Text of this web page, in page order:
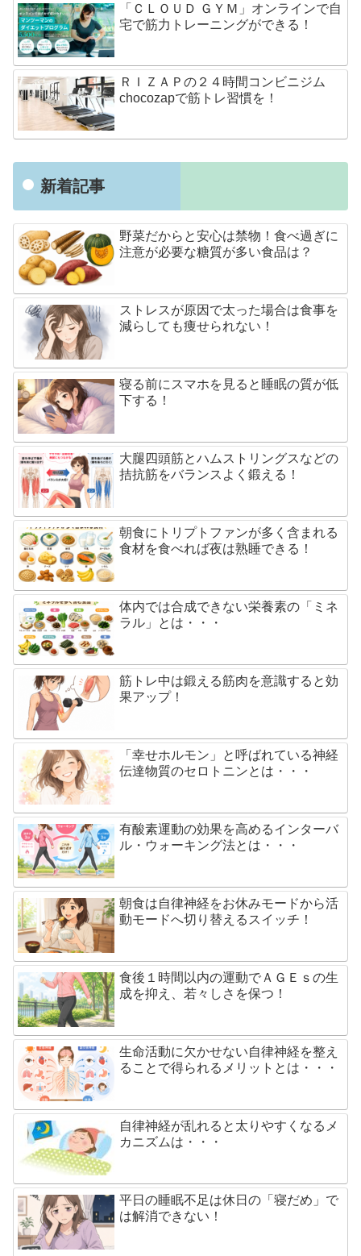
「ＣＬＯＵＤ ＧＹＭ」オンラインで自
宅で筋力トレーニングができる！
ＲＩＺＡＰの２４時間コンビニジム
chocozapで筋トレ習慣を！
新着記事
野菜だからと安心は禁物！食べ過ぎに
注意が必要な糖質が多い食品は？
ストレスが原因で太った場合は食事を
減らしても痩せられない！
寝る前にスマホを見ると睡眠の質が低
下する！
大腿四頭筋とハムストリングスなどの
拮抗筋をバランスよく鍛える！
朝食にトリプトファンが多く含まれる
食材を食べれば夜は熟睡できる！
体内では合成できない栄養素の「ミネ
ラル」とは・・・
筋トレ中は鍛える筋肉を意識すると効
果アップ！
「幸せホルモン」と呼ばれている神経
伝達物質のセロトニンとは・・・
有酸素運動の効果を高めるインターバ
ル・ウォーキング法とは・・・
朝食は自律神経をお休みモードから活
動モードへ切り替えるスイッチ！
食後１時間以内の運動でＡＧＥｓの生
成を抑え、若々しさを保つ！
生命活動に欠かせない自律神経を整え
ることで得られるメリットとは・・・
自律神経が乱れると太りやすくなるメ
カニズムは・・・
平日の睡眠不足は休日の「寝だめ」で
は解消できない！